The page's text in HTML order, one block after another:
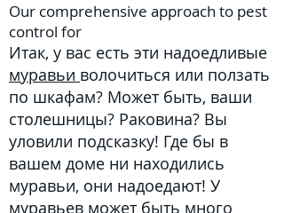
Our comprehensive approach to pest
control for
Итак, у вас есть эти надоедливые
муравьи волочиться или ползать
по шкафам? Может быть, ваши
столешницы? Раковина? Вы
уловили подсказку! Где бы в
вашем доме ни находились
муравьи, они надоедают! У
муравьев может быть много